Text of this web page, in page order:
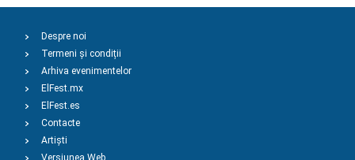
Despre noi
Termeni și condiții
Arhiva evenimentelor
ElFest.mx
ElFest.es
Contacte
Artiști
Versiunea Web